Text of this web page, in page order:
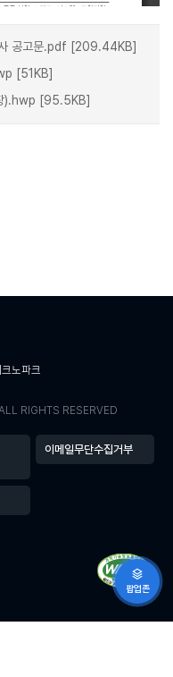
사 공고문.pdf [209.44KB]
[51KB]
).hwp [95.5KB]
노파크
RIGHTS RESERVED
이메일무단수집거부
팝업존